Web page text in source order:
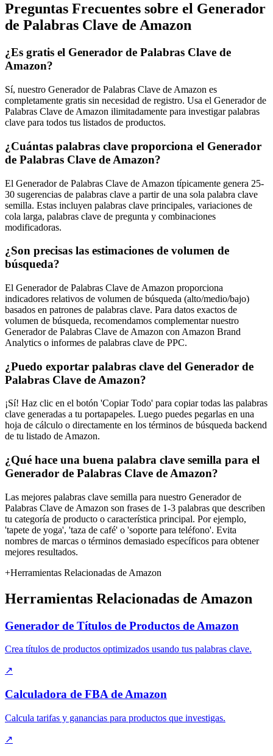
Preguntas Frecuentes sobre el Generador
de Palabras Clave de Amazon
¿Es gratis el Generador de Palabras Clave de
Amazon?
Sí, nuestro Generador de Palabras Clave de Amazon es
completamente gratis sin necesidad de registro. Usa el Generador de
Palabras Clave de Amazon ilimitadamente para investigar palabras
clave para todos tus listados de productos.
¿Cuántas palabras clave proporciona el Generador
de Palabras Clave de Amazon?
El Generador de Palabras Clave de Amazon típicamente genera 25-
30 sugerencias de palabras clave a partir de una sola palabra clave
semilla. Estas incluyen palabras clave principales, variaciones de
cola larga, palabras clave de pregunta y combinaciones
modificadoras.
¿Son precisas las estimaciones de volumen de
búsqueda?
El Generador de Palabras Clave de Amazon proporciona
indicadores relativos de volumen de búsqueda (alto/medio/bajo)
basados en patrones de palabras clave. Para datos exactos de
volumen de búsqueda, recomendamos complementar nuestro
Generador de Palabras Clave de Amazon con Amazon Brand
Analytics o informes de palabras clave de PPC.
¿Puedo exportar palabras clave del Generador de
Palabras Clave de Amazon?
¡Sí! Haz clic en el botón 'Copiar Todo' para copiar todas las palabras
clave generadas a tu portapapeles. Luego puedes pegarlas en una
hoja de cálculo o directamente en los términos de búsqueda backend
de tu listado de Amazon.
¿Qué hace una buena palabra clave semilla para el
Generador de Palabras Clave de Amazon?
Las mejores palabras clave semilla para nuestro Generador de
Palabras Clave de Amazon son frases de 1-3 palabras que describen
tu categoría de producto o característica principal. Por ejemplo,
'tapete de yoga', 'taza de café' o 'soporte para teléfono'. Evita
nombres de marcas o términos demasiado específicos para obtener
mejores resultados.
+Herramientas Relacionadas de Amazon
Herramientas Relacionadas de Amazon
Generador de Títulos de Productos de Amazon
Crea títulos de productos optimizados usando tus palabras clave.
↗
Calculadora de FBA de Amazon
Calcula tarifas y ganancias para productos que investigas.
↗